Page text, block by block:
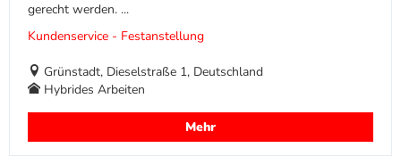
gerecht werden. ...
Kundenservice - Festanstellung
Grünstadt, Dieselstraße 1, Deutschland
Hybrides Arbeiten
Mehr